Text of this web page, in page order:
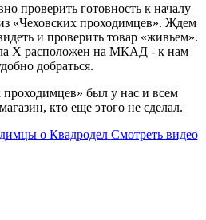
проверить готовность к началу
«Чеховских проходимцев». Ждем
и проверить товар «живьем».
Х расположен на МКАД - к нам
добраться.
был у нас и всем
кто еще этого не сделал.
Смотреть видео